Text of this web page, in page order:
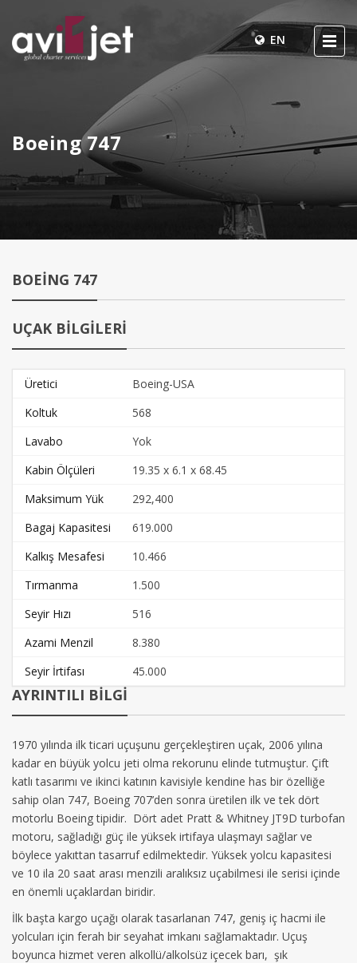
EN
Boeing 747
BOEING 747
UÇAK BİLGİLERİ
Üretici
Boeing-USA
Koltuk
568
Lavabo
Yok
Kabin Ölçüleri
19.35 x 6.1 x 68.45
Maksimum Yük
292,400
Bagaj Kapasitesi
619.000
Kalkış Mesafesi
10.466
Tırmanma
1.500
Seyir Hızı
516
Azami Menzil
8.380
Seyir İrtifası
45.000
AYRINTILI BİLGİ
1970 yılında ilk ticari uçuşunu gerçekleştiren uçak, 2006 yılına
kadar en büyük yolcu jeti olma rekorunu elinde tutmuştur. Çift
katlı tasarımı ve ikinci katının kavisiyle kendine has bir özelliğe
sahip olan 747, Boeing 707’den sonra üretilen ilk ve tek dört
motorlu Boeing tipidir. Dört adet Pratt & Whitney JT9D turbofan
motoru, sağladığı güç ile yüksek irtifaya ulaşmayı sağlar ve
böylece yakıttan tasarruf edilmektedir. Yüksek yolcu kapasitesi
ve 10 ila 20 saat arası menzili aralıksız uçabilmesi ile serisi içinde
en önemli uçaklardan biridir.
İlk başta kargo uçağı olarak tasarlanan 747, geniş iç hacmi ile
yolcuları için ferah bir seyahat imkanı sağlamaktadır. Uçuş
boyunca hizmet veren alkollü/alkolsüz içecek barı, şık